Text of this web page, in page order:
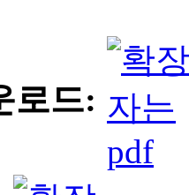
로드: